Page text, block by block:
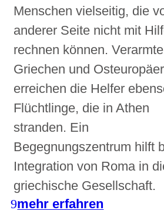
Menschen vielseitig, die
anderer Seite nicht mit
rechnen können. Verarmte
Griechen und Osteuropäer
erreichen die Helfer
Flüchtlinge, die in Athen
stranden. Ein
Begegnungszentrum hilft
Integration von Roma in
griechische Gesellschaft.
mehr erfahren